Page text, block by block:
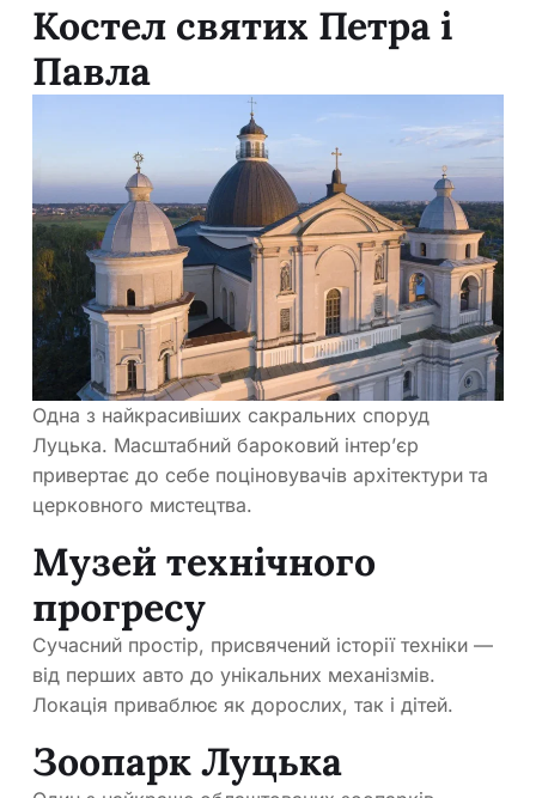
Костел святих Петра і
Павла
Одна з найкрасивіших сакральних споруд
Луцька. Масштабний бароковий інтер’єр
привертає до себе поціновувачів архітектури та
церковного мистецтва.
Музей технічного
прогресу
Сучасний простір, присвячений історії техніки —
від перших авто до унікальних механізмів.
Локація приваблює як дорослих, так і дітей.
Зоопарк Луцька